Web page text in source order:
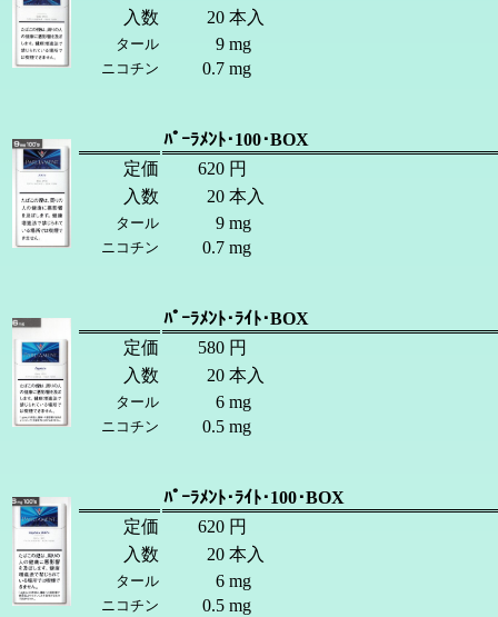
入数
20 本入
タール 9 mg
ニコチン 0.7 mg
ﾊﾟｰﾗﾒﾝﾄ･100･BOX
定価
620 円
入数
20 本入
タール 9 mg
ニコチン 0.7 mg
ﾊﾟｰﾗﾒﾝﾄ･ﾗｲﾄ･BOX
定価
580 円
入数
20 本入
タール 6 mg
ニコチン 0.5 mg
ﾊﾟｰﾗﾒﾝﾄ･ﾗｲﾄ･100･BOX
定価
620 円
入数
20 本入
タール 6 mg
ニコチン 0.5 mg